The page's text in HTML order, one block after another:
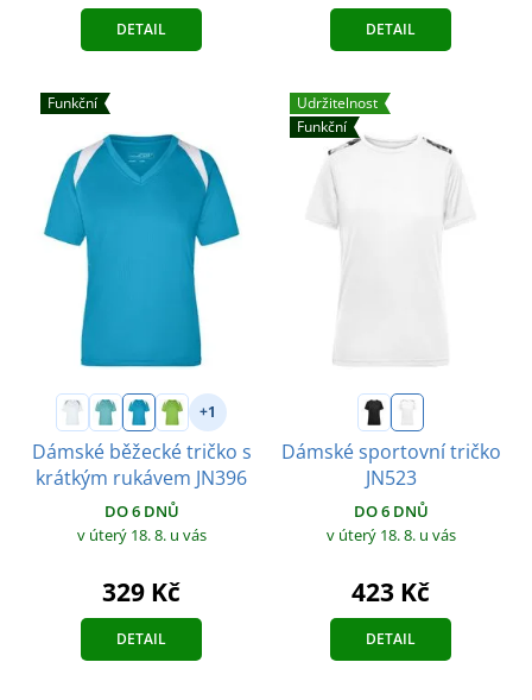
DETAIL DETAIL
Funkční
+1
Dámské běžecké tričko s
krátkým rukávem JN396
DO 6 DNŮ
v úterý 18. 8. u vás
329 Kč
DETAIL
Udržitelnost
Funkční
Dámské sportovní tričko
JN523
DO 6 DNŮ
v úterý 18. 8. u vás
423 Kč
DETAIL